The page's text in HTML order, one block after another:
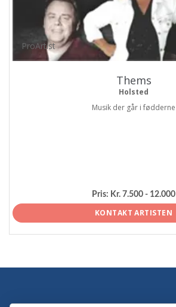
ProArtist
Thems
Holsted
Musik der går i fødderne
Pris: Kr. 7.500 - 12.000
KONTAKT ARTISTEN